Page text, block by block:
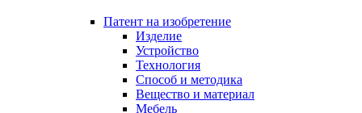
Патент на изобретение
Изделие
Устройство
Технология
Способ и методика
Вещество и материал
Мебель